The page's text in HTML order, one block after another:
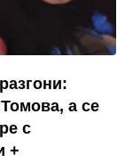
а се
с
+